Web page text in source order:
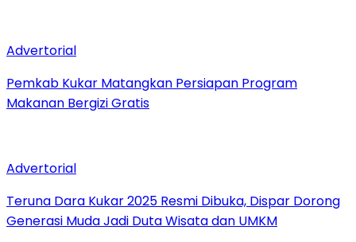
Advertorial
Pemkab Kukar Matangkan Persiapan Program
Makanan Bergizi Gratis
Advertorial
Teruna Dara Kukar 2025 Resmi Dibuka, Dispar Dorong
Generasi Muda Jadi Duta Wisata dan UMKM